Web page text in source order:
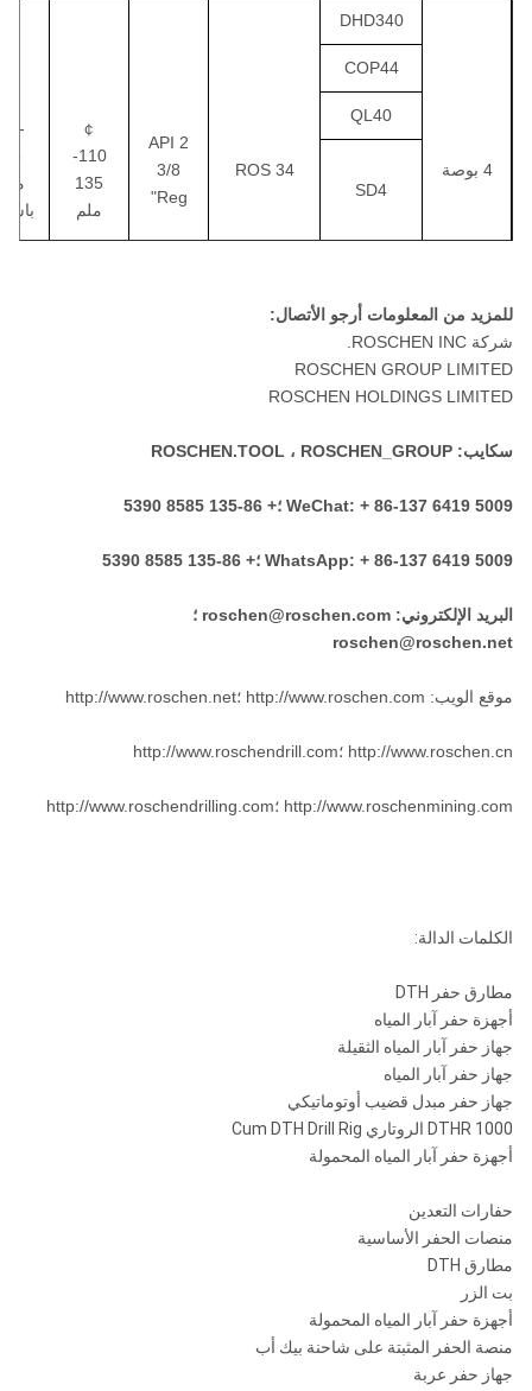
4 بوصة
DHD340
ROS 34
API 2
3/8
"Reg
￠
110-
135
ملم
COP44
QL40
SD4
5 "
درهم 350
ROS 52
API 2
"Reg /
1/2"
QL50
مسييه 50
COP64
QL60
مسييه 60
DHD380
COP84
M80 /
M85
للمزيد من المعلومات أرجو الأتصال:
شركة ROSCHEN INC.
ROSCHEN GROUP LIMITED
ROSCHEN HOLDINGS LIMITED
سكايب: ROSCHEN.TOOL ، ROSCHEN_GROUP
WeChat: + 86-137 6419 5009 ؛+ 86-135 8585 5390
WhatsApp: + 86-137 6419 5009 ؛+ 86-135 8585 5390
البريد الإلكتروني: roschen@roschen.com ؛
roschen@roschen.net
موقع الويب: http://www.roschen.com ؛http://www.roschen.net
http://www.roschen.cn ؛http://www.roschendrill.com
http://www.roschenmining.com ؛http://www.roschendrilling.com
الكلمات الدالة:
مطارق حفر DTH
أجهزة حفر آبار المياه
جهاز حفر آبار المياه الثقيلة
جهاز حفر آبار المياه
جهاز حفر مبدل قضيب أوتوماتيكي
DTHR 1000 الروتاري Cum DTH Drill Rig
أجهزة حفر آبار المياه المحمولة
حفارات التعدين
منصات الحفر الأساسية
مطارق DTH
بت الزر
أجهزة حفر آبار المياه المحمولة
منصة الحفر المثبتة على شاحنة بيك أب
جهاز حفر عربة